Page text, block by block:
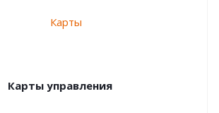
Карты управления